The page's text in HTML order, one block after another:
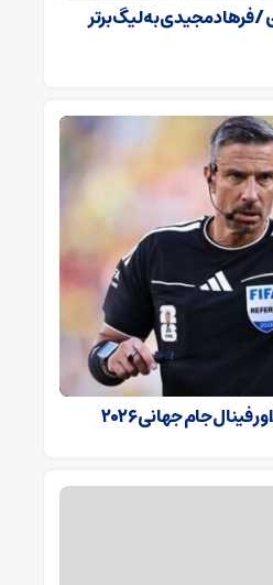
/ فرهاد مجیدی به لیگ برتر
جام جهانی ۲۰۲۶